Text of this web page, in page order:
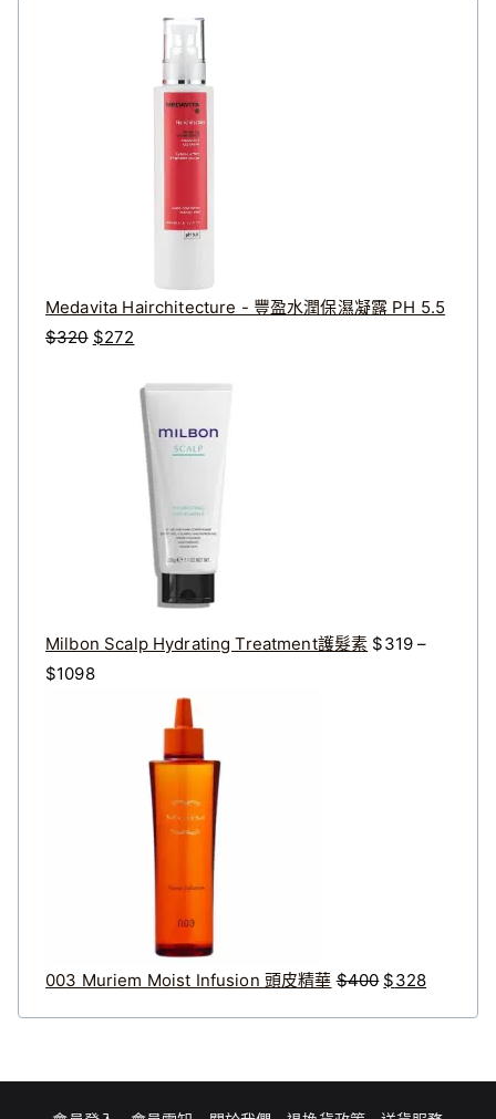
Medavita Hairchitecture - 豐盈水潤保濕凝露 PH 5.5
$320 原
$272
價
格
：
Milbon Scalp Hydrating Treatment護髮素 $319 –
$1098價
$
003 Muriem Moist Infusion 頭皮精華 $400 。
$328